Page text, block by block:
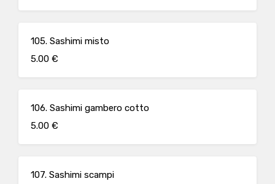
105. Sashimi misto
5.00 €
106. Sashimi gambero cotto
5.00 €
107. Sashimi scampi